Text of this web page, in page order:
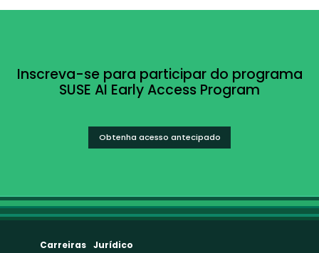
Inscreva-se para participar do programa
SUSE AI Early Access Program
Obtenha acesso antecipado
Carreiras
Jurídico